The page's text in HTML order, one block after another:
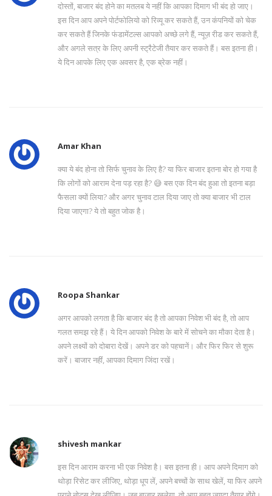
दोस्तों, बाजार बंद होने का मतलब ये नहीं कि आपका दिमाग भी बंद हो जाए।
इस दिन आप अपने पोर्टफोलियो को रिव्यू कर सकते हैं, उन कंपनियों को चेक
कर सकते हैं जिनके फंडामेंटल्स आपको अच्छे लगे हैं, न्यूज़ रीड कर सकते हैं,
और अगले सत्र के लिए अपनी स्ट्रैटेजी तैयार कर सकते हैं। बस इतना ही।
ये दिन आपके लिए एक अवसर है, एक ब्रेक नहीं।
Amar Khan
क्या ये बंद होना तो सिर्फ चुनाव के लिए है? या फिर बाजार इतना बोर हो गया है
कि लोगों को आराम देना पड़ रहा है? 😅 बस एक दिन बंद हुआ तो इतना बड़ा
फैसला क्यों लिया? और अगर चुनाव टाल दिया जाए तो क्या बाजार भी टाल
दिया जाएगा? ये तो बहुत जोक है।
Roopa Shankar
अगर आपको लगता है कि बाजार बंद है तो आपका निवेश भी बंद है, तो आप
गलत समझ रहे हैं। ये दिन आपको निवेश के बारे में सोचने का मौका देता है।
अपने लक्ष्यों को दोबारा देखें। अपने डर को पहचानें। और फिर फिर से शुरू
करें। बाजार नहीं, आपका दिमाग जिंदा रखें।
shivesh mankar
इस दिन आराम करना भी एक निवेश है। बस इतना ही। आप अपने दिमाग को
थोड़ा रिसेट कर लीजिए, थोड़ा धूप लें, अपने बच्चों के साथ खेलें, या फिर अपने